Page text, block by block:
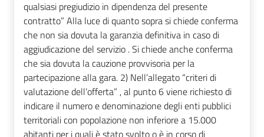
qualsiasi pregiudizio in dipendenza del presente
contratto” Alla luce di quanto sopra si chiede conferma
che non sia dovuta la garanzia definitiva in caso di
aggiudicazione del servizio . Si chiede anche conferma
che sia dovuta la cauzione provvisoria per la
partecipazione alla gara. 2) Nell’allegato “criteri di
valutazione dell’offerta” , al punto 6 viene richiesto di
indicare il numero e denominazione degli enti pubblici
territoriali con popolazione non inferiore a 15.000